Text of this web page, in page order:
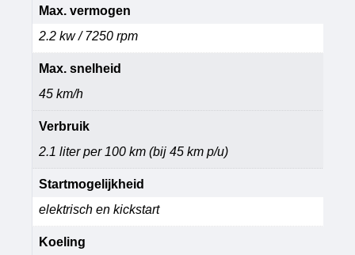
Max. vermogen
2.2 kw / 7250 rpm
Max. snelheid
45 km/h
Verbruik
2.1 liter per 100 km (bij 45 km p/u)
Startmogelijkheid
elektrisch en kickstart
Koeling